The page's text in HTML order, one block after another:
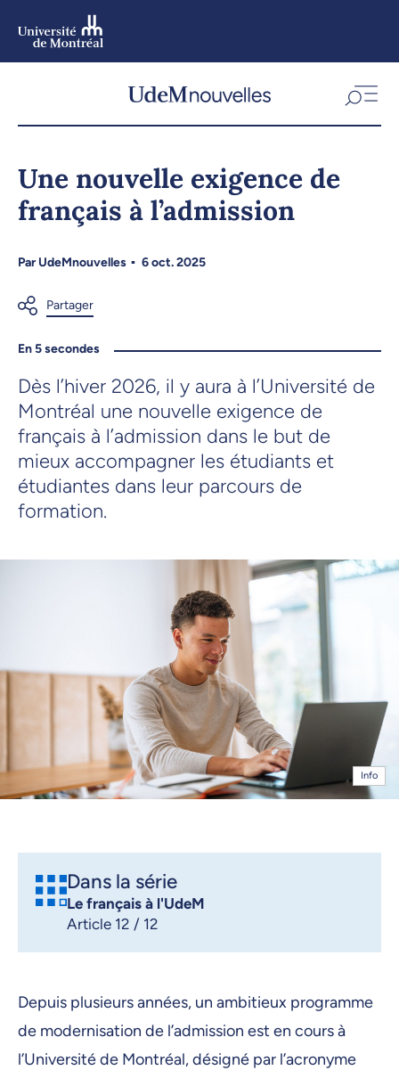
Une nouvelle exigence de
français à l’admission
ParUdeMnouvelles 6 oct. 2025
En 5 secondes
Dès l’hiver 2026, il y aura à l’Université de
Montréal une nouvelle exigence de
français à l’admission dans le but de
mieux accompagner les étudiants et
étudiantes dans leur parcours de
formation.
Info
Dans la série
Le français à l'UdeM
Article 12 / 12
Depuis plusieurs années, un ambitieux programme
de modernisation de l’admission est en cours à
l’Université de Montréal, désigné par l’acronyme